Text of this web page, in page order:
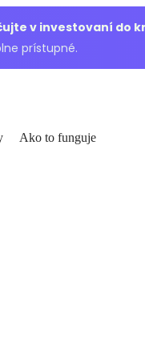
v investovaní do
prístupné.
Ako to funguje